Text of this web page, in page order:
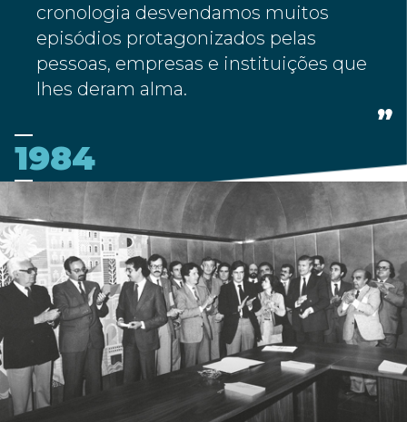
cronologia desvendamos muitos
episódios protagonizados pelas
pessoas, empresas e instituições que
lhes deram alma.
1984